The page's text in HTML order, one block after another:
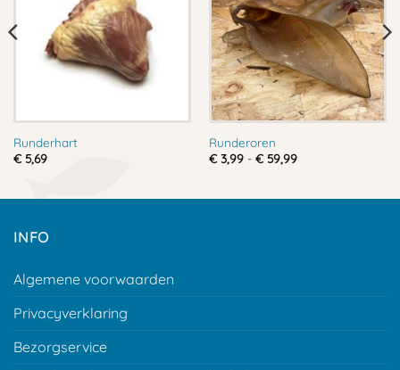
Runderhart
€5,69
Runderoren
€3,99 - €59,99Prijsklasse:
INFO
Algemene voorwaarden
Privacyverklaring
Bezorgservice